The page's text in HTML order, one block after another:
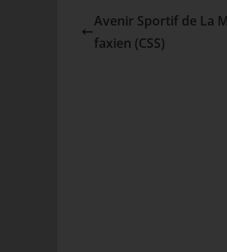
Avenir Sportif de La
faxien (CSS)